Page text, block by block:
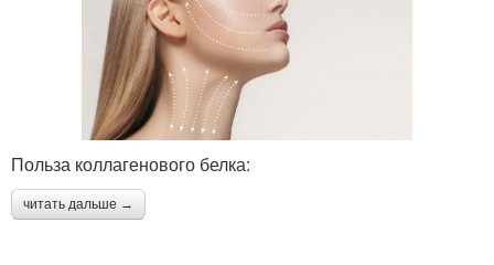
Польза коллагенового белка:
читать дальше →